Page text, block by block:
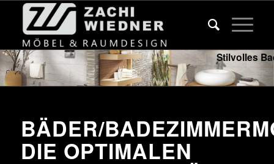
Stilvolles
BÄDER/
DIE OPTIMALEN